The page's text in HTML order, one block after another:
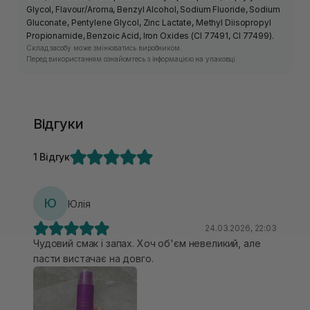
Glycol, Flavour/Aroma, Benzyl Alcohol, Sodium Fluoride, Sodium
Gluconate, Pentylene Glycol, Zinc Lactate, Methyl Diisopropyl
Propionamide, Benzoic Acid, Iron Oxides (CI 77491, CI 77499).
Склад засобу може змінюватись виробником.
Перед використанням ознайомтесь з інформацією на упаковці.
Відгуки
1 Відгук
Ю Юлія
24.03.2026, 22:03
Чудовий смак і запах. Хоч об'єм невеликий, але
пасти вистачає на довго.